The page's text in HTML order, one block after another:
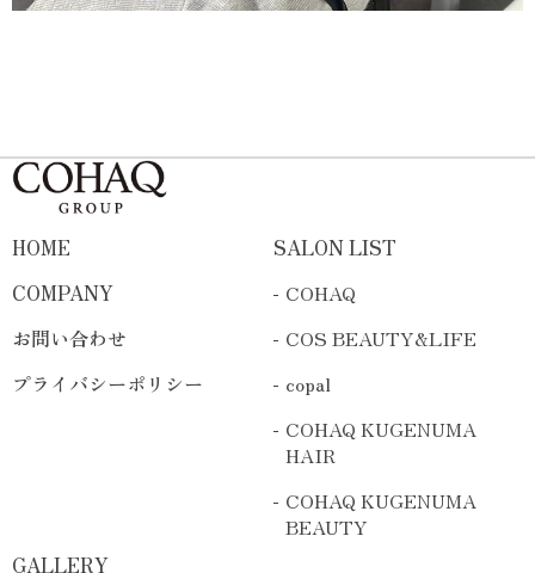
HOME
COMPANY
お問い合わせ
プライバシーポリシー
SALON LIST
COHAQ
COS BEAUTY&LIFE
copal
COHAQ KUGENUMA
HAIR
COHAQ KUGENUMA
BEAUTY
GALLERY